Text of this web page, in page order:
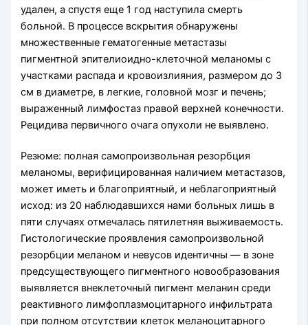
удален, а спустя еще 1 год наступила смерть
больной. В процессе вскрытия обнаружены
множественные гематогенные метастазы
пигментной эпителиоидно-клеточной меланомы с
участками распада и кровоизлияния, размером до 3
см в диаметре, в легкие, головной мозг и печень;
выраженный лимфостаз правой верхней конечности.
Рецидива первичного очага опухоли не выявлено.
Резюме: полная самопроизвольная резорбция
меланомы, верифицированная наличием метастазов,
может иметь и благоприятный, и неблагоприятный
исход: из 20 наблюдавшихся нами больных лишь в
пяти случаях отмечалась пятилетняя выживаемость.
Гистологические проявления самопроизвольной
резорбции меланом и невусов идентичны — в зоне
предсуществующего пигментного новообразования
выявляется внеклеточный пигмент меланин среди
реактивного лимфоплазмоцитарного инфильтрата
при полном отсутствии клеток меланоцитарного